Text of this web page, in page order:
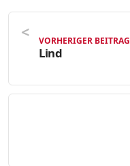
VORHERIGER BEITRAG
Lind